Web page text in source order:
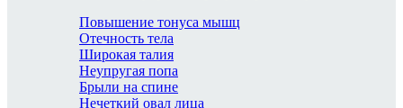
Повышение тонуса мышц
Отечность тела
Широкая талия
Неупругая попа
Брыли на спине
Нечеткий овал лица